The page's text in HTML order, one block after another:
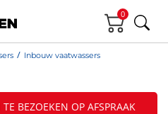
0
Inbouw vaatwassers
BEZOEKEN OP AFSPRAAK